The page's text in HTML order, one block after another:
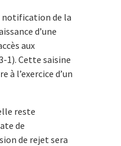
notification de la
d’une
aux
1). Cette saisine
l’exercice d’un
reste
de
de rejet sera